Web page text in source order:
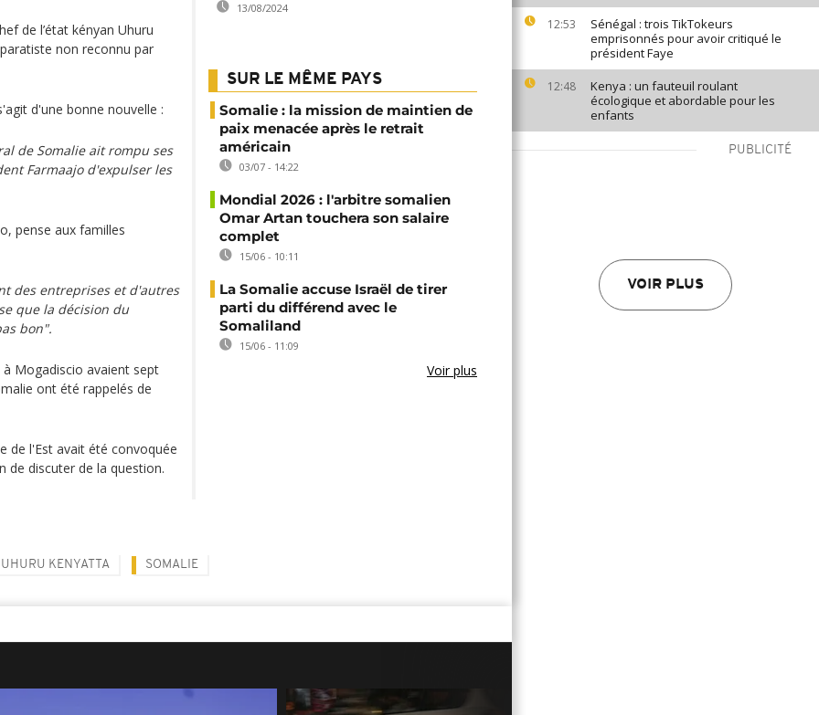
12:53
Sénégal : trois TikTokeurs
emprisonnés pour avoir critiqué le
président Faye
12:48
Kenya : un fauteuil roulant
écologique et abordable pour les
enfants
PUBLICITÉ
VOIR PLUS
de l’état kényan Uhuru
non reconnu par
d'une bonne nouvelle :
de Somalie ait rompu ses
Farmaajo d'expulser les
pense aux familles
des entreprises et d'autres
que la décision du
bon".
Mogadiscio avaient sept
ont été rappelés de
de l'Est avait été convoquée
de discuter de la question.
13/08/2024
SUR LE MÊME PAYS
Somalie : la mission de maintien de
paix menacée après le retrait
américain
03/07 - 14:22
Mondial 2026 : l'arbitre somalien
Omar Artan touchera son salaire
complet
15/06 - 10:11
La Somalie accuse Israël de tirer
parti du différend avec le
Somaliland
15/06 - 11:09
Voir plus
UHURU KENYATTA SOMALIE